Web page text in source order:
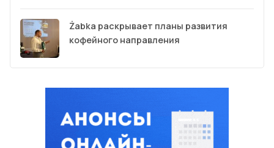
Żabka раскрывает планы развития
кофейного направления